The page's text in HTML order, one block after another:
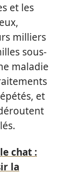
et les
milliers
sous-
maladie
et
chat :
la